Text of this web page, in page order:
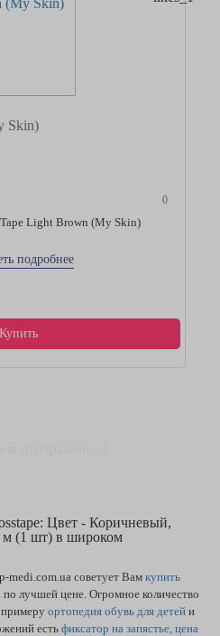
Skin)
0
Light Brown (My Skin)
подробнее
Купить
Цвет - Коричневый,
м (1 шт) в широком
medi.com.ua советует Вам купить
по лучшей цене. Огромное количество
примеру ортопедия обувь для детей и
есть фиксатор на запястье, цена